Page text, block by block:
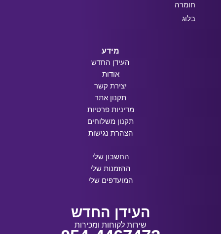
חומרה
בלוג
מידע
העידן החדש
אודות
יצירת קשר
תקנון אתר
מדיניות פרטיות
תקנון משלוחים
הצהרת נגישות
החשבון שלי
ההזמנות שלי
המועדפים שלי
העידן החדש
שירות לקוחות ומכירות